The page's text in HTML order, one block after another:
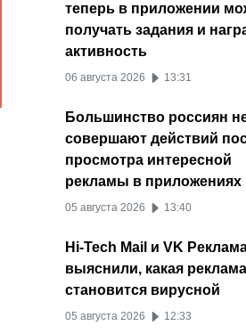
теперь в приложении
получать задания и
активность
06 августа 2026 13:31
Большинство россиян
совершают действий
просмотра интересной
рекламы в приложениях
05 августа 2026 13:40
Hi-Tech Mail и VK
выяснили, какая реклама
становится вирусной
05 августа 2026 12:33